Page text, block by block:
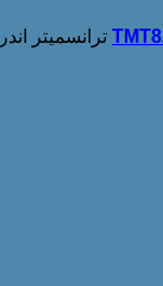
ترانسمیتر